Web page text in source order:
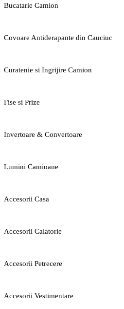
Bucatarie Camion
Covoare Antiderapante din Cauciuc
Curatenie si Ingrijire Camion
Fise si Prize
Invertoare & Convertoare
Lumini Camioane
Accesorii Casa
Accesorii Calatorie
Accesorii Petrecere
Accesorii Vestimentare